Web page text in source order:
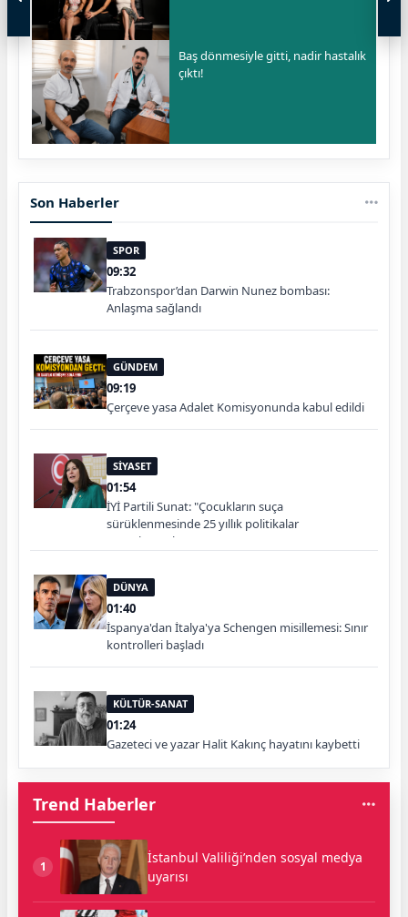
Baş dönmesiyle gitti, nadir hastalık
çıktı!
Son Haberler
SPOR
09:32
Trabzonspor’dan Darwin Nunez bombası:
Anlaşma sağlandı
GÜNDEM
09:19
Çerçeve yasa Adalet Komisyonunda kabul edildi
SİYASET
01:54
İYİ Partili Sunat: "Çocukların suça
sürüklenmesinde 25 yıllık politikalar
sorgulanmalı"
DÜNYA
01:40
İspanya'dan İtalya'ya Schengen misillemesi: Sınır
kontrolleri başladı
KÜLTÜR-SANAT
01:24
Gazeteci ve yazar Halit Kakınç hayatını kaybetti
Trend Haberler
1
İstanbul Valiliği’nden sosyal medya
uyarısı